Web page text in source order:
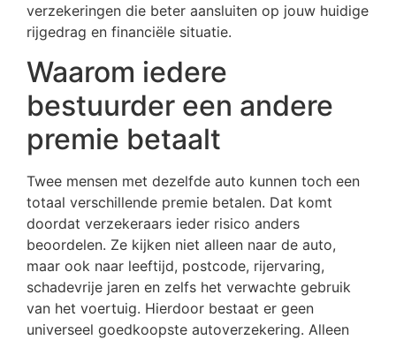
verzekeringen die beter aansluiten op jouw huidige
rijgedrag en financiële situatie.
Waarom iedere
bestuurder een andere
premie betaalt
Twee mensen met dezelfde auto kunnen toch een
totaal verschillende premie betalen. Dat komt
doordat verzekeraars ieder risico anders
beoordelen. Ze kijken niet alleen naar de auto,
maar ook naar leeftijd, postcode, rijervaring,
schadevrije jaren en zelfs het verwachte gebruik
van het voertuig. Hierdoor bestaat er geen
universeel goedkoopste autoverzekering. Alleen